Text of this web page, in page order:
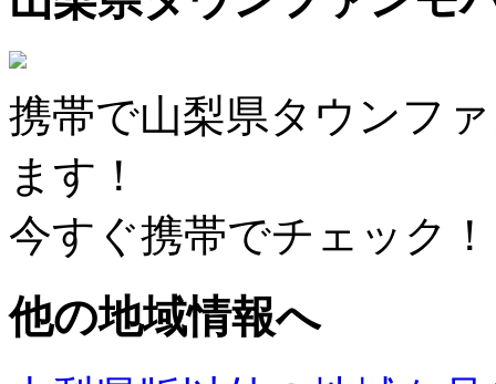
携帯で山梨県タウンフ
ます！
今すぐ携帯でチェック！
他の地域情報へ